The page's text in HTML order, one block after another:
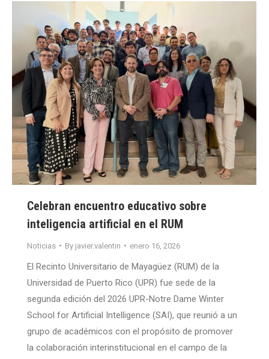
Celebran encuentro educativo sobre
inteligencia artificial en el RUM
Noticias By javier.valentin enero 16, 2026
El Recinto Universitario de Mayagüez (RUM) de la
Universidad de Puerto Rico (UPR) fue sede de la
segunda edición del 2026 UPR-Notre Dame Winter
School for Artificial Intelligence (SAI), que reunió a un
grupo de académicos con el propósito de promover
la colaboración interinstitucional en el campo de la